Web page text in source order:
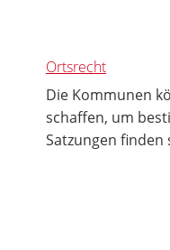
Ortsrecht
Die Kommunen
schaffen, um
Satzungen finden